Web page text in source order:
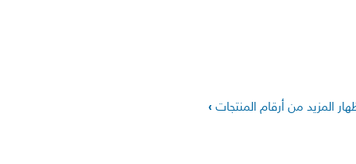
المزيد من أرقام المنتجات